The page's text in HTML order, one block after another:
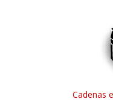
Cadenas